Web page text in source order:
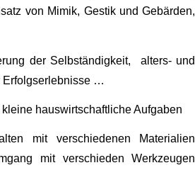
von Mimik, Gestik und Gebärden,
der Selbständigkeit, alters- und
Erfolgserlebnisse …
hauswirtschaftliche Aufgaben
mit verschiedenen Materialien
mit verschieden Werkzeugen